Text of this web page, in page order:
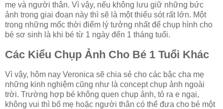
mẹ và người thân. Vì vậy, nếu không lưu giữ những bức
ảnh trong giai đoạn này thì sẽ là một thiếu sót rất lớn. Một
trong những mốc thời điểm lý tưởng nhất để chụp hình cho
bé sơ sinh là khi bé từ 1 ngày đến 1 tháng tuổi.
Các Kiểu Chụp Ảnh Cho Bé 1 Tuổi Khác
Vì vậy, hôm nay Veronica sẽ chia sẻ cho các bậc cha mẹ
những kinh nghiệm cũng như là concept chụp ảnh ngoài
trời. Trường hợp bé không quen chụp ảnh, tỏ ra e ngại,
không vui thì bố mẹ hoặc người thân có thể đưa cho bé một